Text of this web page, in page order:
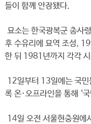
들이 함께 안장됐다.
묘소는 한국광복군 총사
후 수유리에 묘역 조성,
한 뒤 1981년까지 각각
12일부터 13일에는 국민
록 온·오프라인을 통해 ‘
14일 오전 서울현충원에